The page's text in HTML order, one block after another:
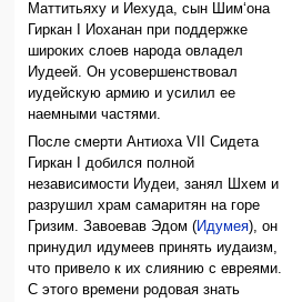
Маттитьяху и Иехуда, сын Шим‘она
Гиркан I Иоханан при поддержке
широких слоев народа овладел
Иудеей. Он усовершенствовал
иудейскую армию и усилил ее
наемными частями.
После смерти Антиоха VII Сидета
Гиркан I добился полной
независимости Иудеи, занял Шхем и
разрушил храм самаритян на горе
Гризим. Завоевав Эдом (Идумея), он
принудил идумеев принять иудаизм,
что привело к их слиянию с евреями.
С этого времени родовая знать